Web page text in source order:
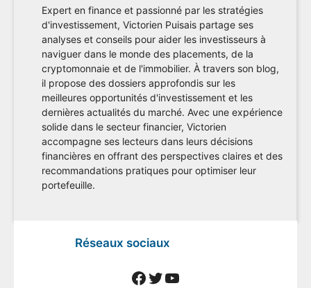
Expert en finance et passionné par les stratégies
d'investissement, Victorien Puisais partage ses
analyses et conseils pour aider les investisseurs à
naviguer dans le monde des placements, de la
cryptomonnaie et de l'immobilier. À travers son blog,
il propose des dossiers approfondis sur les
meilleures opportunités d'investissement et les
dernières actualités du marché. Avec une expérience
solide dans le secteur financier, Victorien
accompagne ses lecteurs dans leurs décisions
financières en offrant des perspectives claires et des
recommandations pratiques pour optimiser leur
portefeuille.
Réseaux sociaux
Facebook
Twitter
YouTube